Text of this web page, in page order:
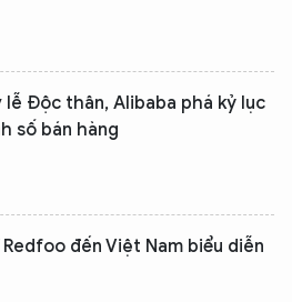
lễ Độc thân, Alibaba phá kỷ lục
số bán hàng
Redfoo đến Việt Nam biểu diễn